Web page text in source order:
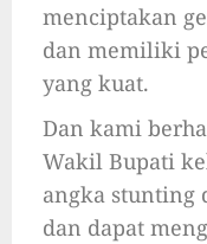
menciptakan
dan memiliki
yang kuat.
Dan kami
Wakil Bupati
angka stunting
dan dapat